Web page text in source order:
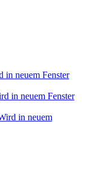
neuem Fenster
in neuem Fenster
in neuem